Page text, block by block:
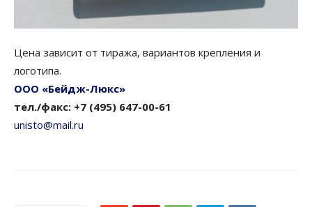
Цена зависит от тиража, вариантов крепления и
логотипа.
ООО «Бейдж-Люкс»
тел./факс: +7 (495) 647-00-61
unisto@mail.ru